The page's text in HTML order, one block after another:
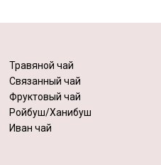
Травяной чай
Связанный чай
Фруктовый чай
Ройбуш/Ханибуш
Иван чай